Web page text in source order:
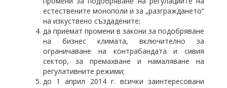
естествените монополи и за „разграждането“
на изкуствено създадените;
да приемат промени в закони за подобряване
на бизнес климата, включително за
ограничаване на контрабандата и сивия
сектор, за премахване и намаляване на
регулативните режими;
до 1 април 2014 г. всички заинтересовани